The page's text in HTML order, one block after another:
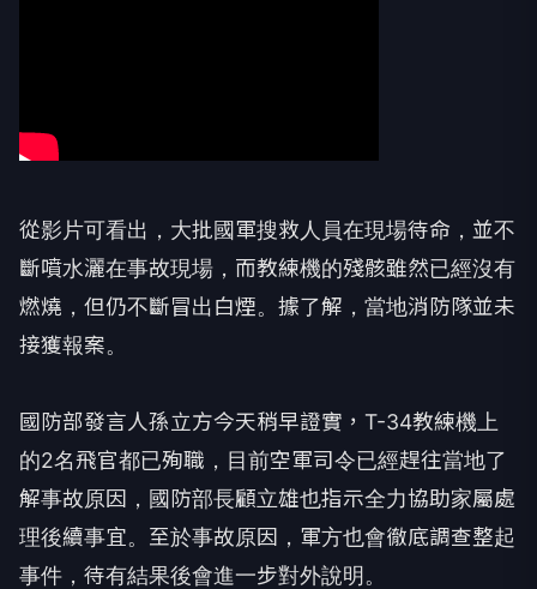
從影片可看出，大批國軍搜救人員在現場待命，並不
斷噴水灑在事故現場，而教練機的殘骸雖然已經沒有
燃燒，但仍不斷冒出白煙。據了解，當地消防隊並未
接獲報案。
國防部發言人孫立方今天稍早證實，T-34教練機上
的2名飛官都已殉職，目前空軍司令已經趕往當地了
解事故原因，國防部長顧立雄也指示全力協助家屬處
理後續事宜。至於事故原因，軍方也會徹底調查整起
事件，待有結果後會進一步對外說明。